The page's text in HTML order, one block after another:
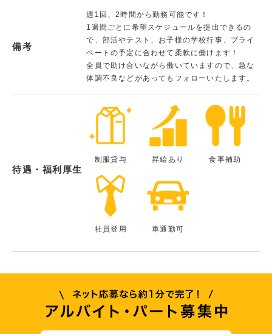
備考
週1回、2時間から勤務可能です！
1週間ごとに希望スケジュールを提出できるの
で、部活やテスト、お子様の学校行事、プライ
ベートの予定に合わせて柔軟に働けます！
全員で助け合いながら働いていますので、急な
体調不良などがあってもフォローいたします。
待遇・福利厚生
制服貸与 昇給あり 食事補助
社員登用 車通勤可